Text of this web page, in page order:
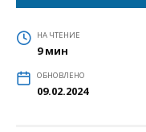
НА ЧТЕНИЕ
9 мин
ОБНОВЛЕНО
09.02.2024